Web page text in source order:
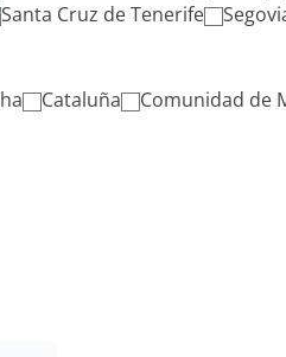
Santa Cruz de Tenerife
Cataluña Comunidad de